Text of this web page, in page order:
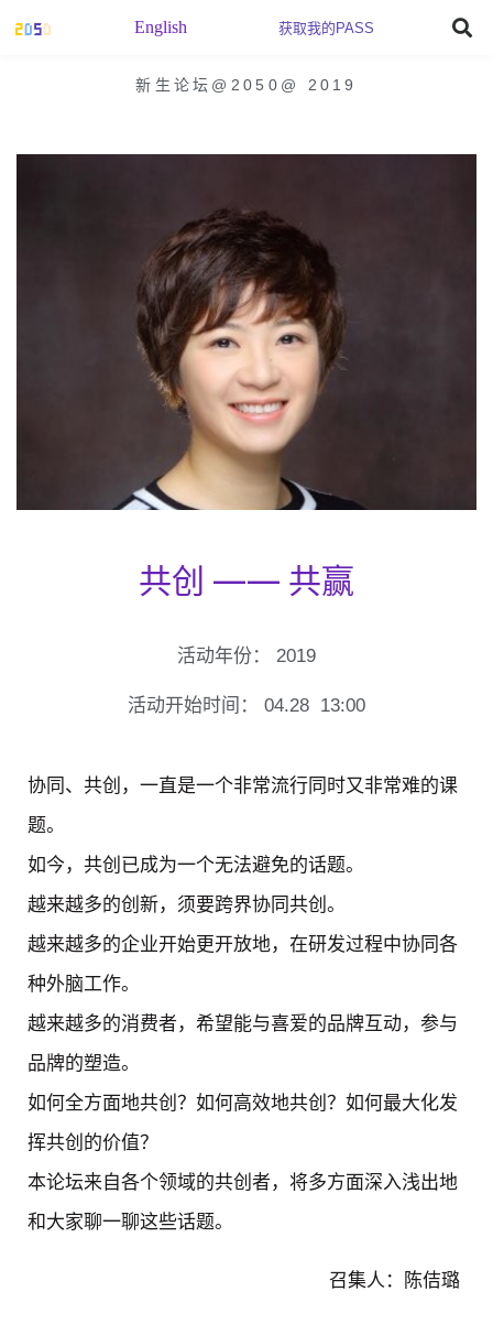
English 获取我的PASS
新生论坛@2050 @ 2019
共创 —— 共赢
活动年份： 2019
活动开始时间： 04.28 13:00
协同、共创，一直是一个非常流行同时又非常难的课
题。
如今，共创已成为一个无法避免的话题。
越来越多的创新，须要跨界协同共创。
越来越多的企业开始更开放地，在研发过程中协同各
种外脑工作。
越来越多的消费者，希望能与喜爱的品牌互动，参与
品牌的塑造。
如何全方面地共创？如何高效地共创？如何最大化发
挥共创的价值？
本论坛来自各个领域的共创者，将多方面深入浅出地
和大家聊一聊这些话题。
召集人：陈佶璐